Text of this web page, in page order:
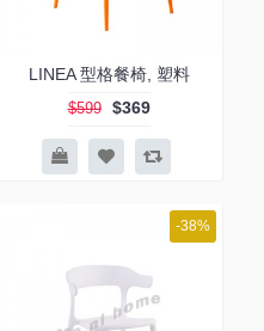
LINEA 型格餐椅, 塑料
$599 $369
-38%